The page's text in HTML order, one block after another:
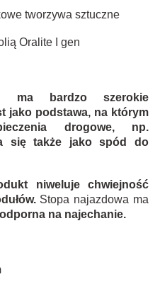
tworzywa sztuczne
Oralite I gen
ma bardzo szerokie
jako podstawa, na którym
drogowe, np.
siętakże jako spód do
niweluje chwiejność
Stopa najazdowa ma
na najechanie.